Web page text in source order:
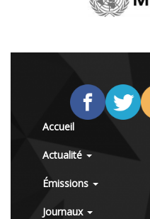
Accueil
Actualité
Émissions
Journaux